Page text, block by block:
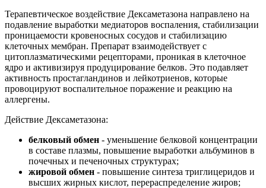
Терапевтическое воздействие Дексаметазона направлено на
подавление выработки медиаторов воспаления, стабилизации
проницаемости кровеносных сосудов и стабилизацию
клеточных мембран. Препарат взаимодействует с
цитоплазматическими рецепторами, проникая в клеточное
ядро и активизируя продуцирование белков. Это подавляет
активность простагландинов и лейкотриенов, которые
провоцируют воспалительное поражение и реакцию на
аллергены.
Действие Дексаметазона:
белковый обмен - уменьшение белковой концентрации
в составе плазмы, повышение выработки альбуминов в
почечных и печеночных структурах;
жировой обмен - повышение синтеза триглицеридов и
высших жирных кислот, перераспределение жиров;